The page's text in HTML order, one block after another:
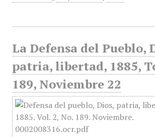
La Defensa del Pueblo,
patria, libertad, 1885,
189, Noviembre 22